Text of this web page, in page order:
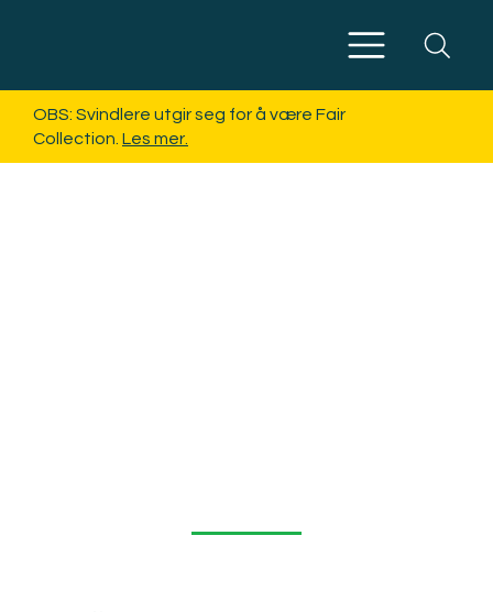
Meny
OBS: Svindlere utgir seg for å være Fair
Collection. Les mer.